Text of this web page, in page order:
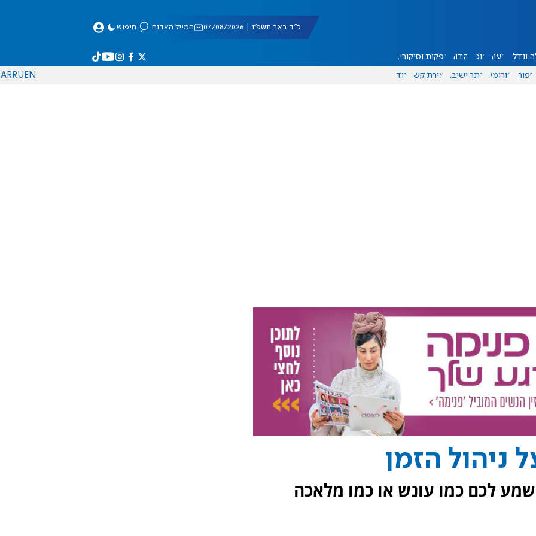
כ"ד באב תשפ"ו | 07/08/2026 המייל האדום חיפוש
ונדל"ן דעות אוכל יהדות הפקות וסיקורים
ספורט פורומים אתר ישיבה יצירת קשר עוד EN
RU
AR
ניהול הזמן
לכם כמו עונש או כמו מלאכה